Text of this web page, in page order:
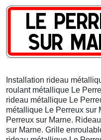
Installation rideau
roulant métallique Le
rideau métallique Le
métallique Le Perreux sur
Perreux sur Marne.
sur Marne. Grille